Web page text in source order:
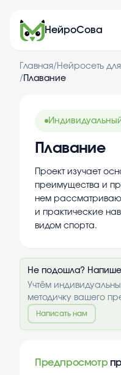
НейроСова
Главная/ Нейросеть
/ Плавание
Плавание
Проект изучает
преимущества и
нем
и практические
видом спорта.
Не подошла?
Учтём
методичку вашего
Написать нам
Предпросмотр